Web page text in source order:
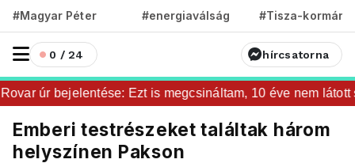
#Magyar Péter #energiaválság #Tisza-kormány
0 / 24 hírcsatorna
úr bejelentése: Ezt is megcsináltam, 10 éve nem látott
Emberi testrészeket találtak három
helyszínen Pakson